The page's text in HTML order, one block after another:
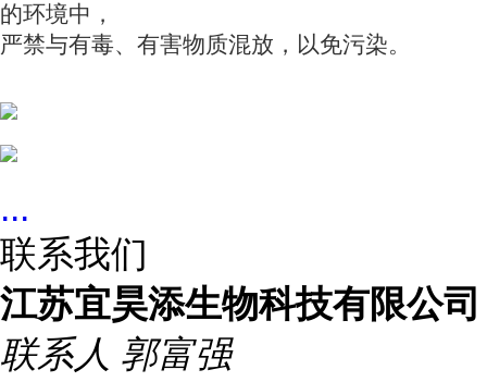
的环境中，
严禁与有毒、有害物质混放，以免污染。
...
联系我们
江苏宜昊添生物科技有限公司
联系人 郭富强